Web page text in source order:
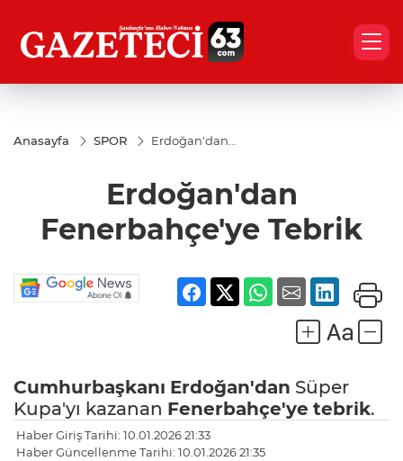
Anasayfa SPOR
Erdoğan'dan
Erdoğan'dan
Fenerbahçe'ye Tebrik
Cumhurbaşkanı Erdoğan'dan Süper
Kupa'yı kazanan Fenerbahçe'ye tebrik.
Haber Giriş Tarihi: 10.01.2026 21:33
Haber Güncellenme Tarihi: 10.01.2026 21:35